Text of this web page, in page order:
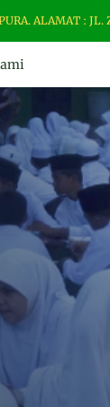
ALAMAT : JL.